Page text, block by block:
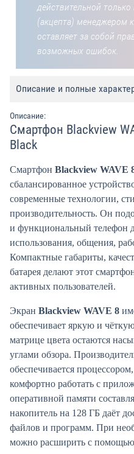
действительной
(акцепта) менеджером
оставляет за собой
возможных ошибок.
Описание и полные
Описание:
Смартфон Blackview
Black
Смартфон Blackview WAVE
сбалансированное
современные технологии,
производительность. Он
и функциональный телефон
использования, общения,
Компактные габариты,
батарея делают этот
активных пользователей.
Экран Blackview WAVE 8
обеспечивает яркую и
матрице цвета остаются
углами обзора.
обеспечивается
комфортно работать с
оперативной памяти
накопитель на 128 ГБ даёт
файлов и программ. При
можно расширить с